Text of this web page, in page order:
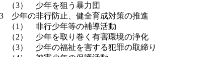
3） 少年を狙う暴力団
少年の非行防止、健全育成対策の推進
1） 非行少年等の補導活動
2） 少年を取り巻く有害環境の浄化
3） 少年の福祉を害する犯罪の取締り